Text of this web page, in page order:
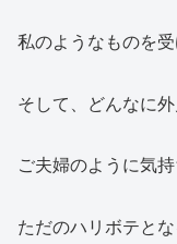
私のようなものを受
そして、どんなに
ご夫婦のように気
ただのハリボテと